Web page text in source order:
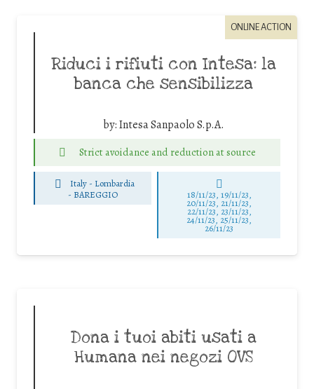
ONLINE ACTION
Riduci i rifiuti con Intesa: la
banca che sensibilizza
by:Intesa Sanpaolo S.p.A.
Strict avoidance and reduction at source
Italy - Lombardia
- BAREGGIO 18/11/23, 19/11/23,
20/11/23, 21/11/23,
22/11/23, 23/11/23,
24/11/23, 25/11/23,
26/11/23
Dona i tuoi abiti usati a
Humana nei negozi OVS